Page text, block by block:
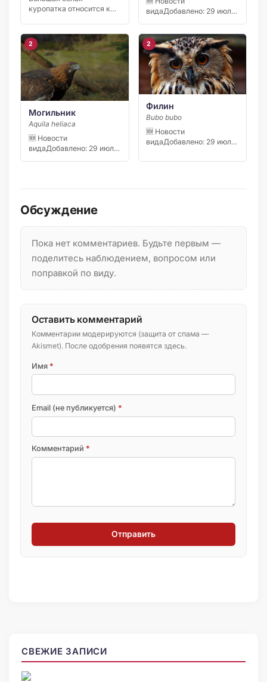
куропатка относится к
видаДобавлено: 29 июля
управления…
2
Могильник
Aquila heliaca
🆕 Новости
видаДобавлено: 29 июля
2
Филин
Bubo bubo
🆕 Новости
видаДобавлено: 29 июля
Северо-Западного
Обсуждение
Пока нет комментариев. Будьте первым —
поделитесь наблюдением, вопросом или
поправкой по виду.
Оставить комментарий
Комментарии модерируются (защита от спама —
Akismet). После одобрения появятся здесь.
Имя *
Email (не публикуется) *
Комментарий *
Отправить
СВЕЖИЕ ЗАПИСИ